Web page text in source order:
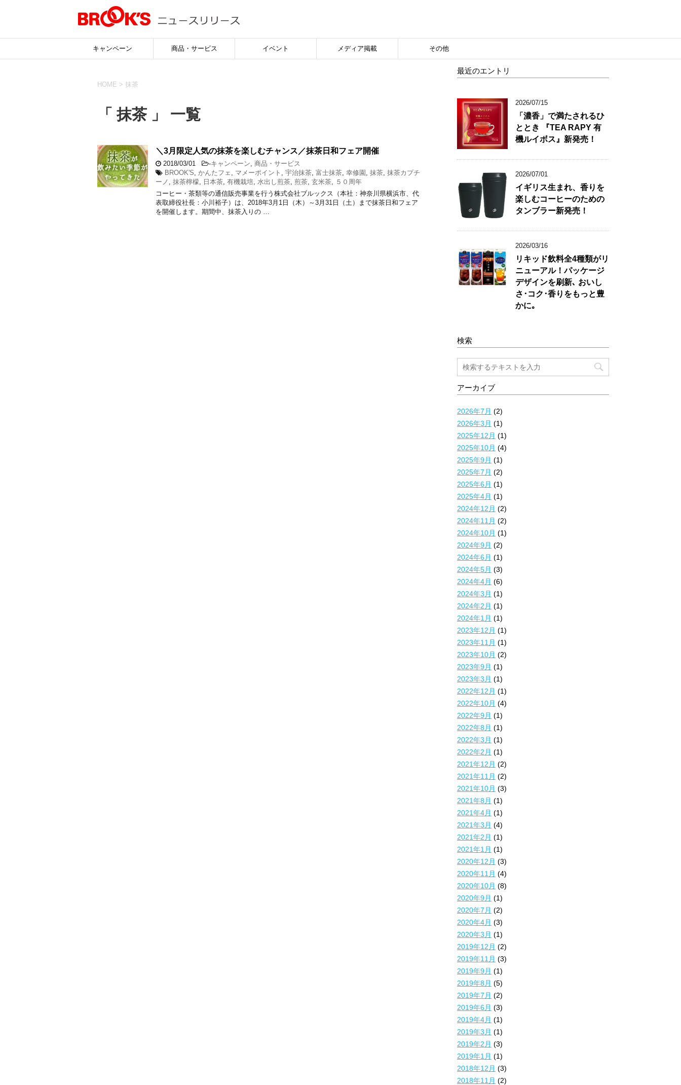
キャンペーン 商品・サービス イベント メディア掲載 その他
HOME > 抹茶
「 抹茶 」 一覧
＼3月限定人気の抹茶を楽しむチャンス／抹茶日和フェア開催
2018/03/01 -キャンペーン, 商品・サービス
BROOK'S, かんたフェ , マメーポイント , 宇治抹茶, 富士抹茶, 幸修園 , 抹茶, 抹茶カプチ
ーノ , 抹茶檸檬, 日本茶, 有機栽培, 水出し煎茶, 煎茶, 玄米茶, ５０周年
コーヒー・茶類等の通信販売事業を行う株式会社ブルックス（本社：神奈川県横浜市、代
表取締役社長：小川裕子）は、2018年3月1日（木）～3月31日（土）まで抹茶日和フェア
を開催します。期間中、抹茶入りの …
最近のエントリ
2026/07/15
「濃香」で満たされるひ
ととき 『TEA RAPY 有
機ルイボス』新発売！
2026/07/01
イギリス生まれ、香りを
楽しむコーヒーのための
タンブラー新発売！
2026/03/16
リキッド飲料全4種類がリ
ニューアル！パッケージ
デザインを刷新､ おいし
さ･コク･香りをもっと豊
かに｡
検索
アーカイブ
2026年7月 (2)
2026年3月 (1)
2025年12月 (1)
2025年10月 (4)
2025年9月 (1)
2025年7月 (2)
2025年6月 (1)
2025年4月 (1)
2024年12月 (2)
2024年11月 (2)
2024年10月 (1)
2024年9月 (2)
2024年6月 (1)
2024年5月 (3)
2024年4月 (6)
2024年3月 (1)
2024年2月 (1)
2024年1月 (1)
2023年12月 (1)
2023年11月 (1)
2023年10月 (2)
2023年9月 (1)
2023年3月 (1)
2022年12月 (1)
2022年10月 (4)
2022年9月 (1)
2022年8月 (1)
2022年3月 (1)
2022年2月 (1)
2021年12月 (2)
2021年11月 (2)
2021年10月 (3)
2021年8月 (1)
2021年4月 (1)
2021年3月 (4)
2021年2月 (1)
2021年1月 (1)
2020年12月 (3)
2020年11月 (4)
2020年10月 (8)
2020年9月 (1)
2020年7月 (2)
2020年4月 (3)
2020年3月 (1)
2019年12月 (2)
2019年11月 (3)
2019年9月 (1)
2019年8月 (5)
2019年7月 (2)
2019年6月 (3)
2019年4月 (1)
2019年3月 (1)
2019年2月 (3)
2019年1月 (1)
2018年12月 (3)
2018年11月 (2)